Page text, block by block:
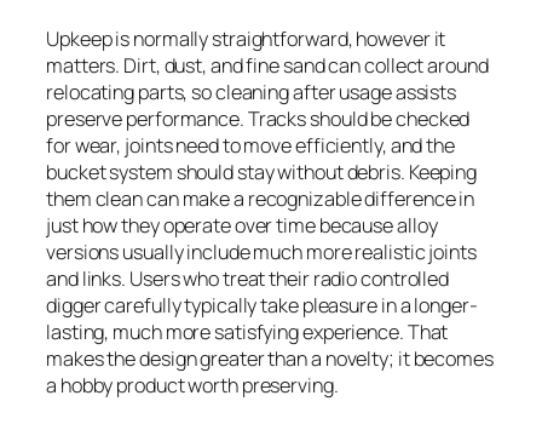
Upkeep is normally straightforward, however it
matters. Dirt, dust, and fine sand can collect around
relocating parts, so cleaning after usage assists
preserve performance. Tracks should be checked
for wear, joints need to move efficiently, and the
bucket system should stay without debris. Keeping
them clean can make a recognizable difference in
just how they operate over time because alloy
versions usually include much more realistic joints
and links. Users who treat their radio controlled
digger carefully typically take pleasure in a longer-
lasting, much more satisfying experience. That
makes the design greater than a novelty; it becomes
a hobby product worth preserving.